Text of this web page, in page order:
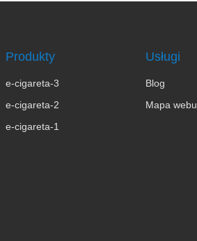
Produkty
e-cigareta-3
e-cigareta-2
e-cigareta-1
Usługi
Blog
Mapa webu